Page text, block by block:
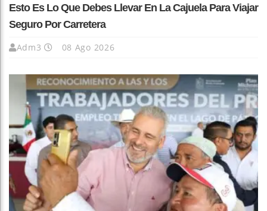
Esto Es Lo Que Debes Llevar En La Cajuela Para Viajar
Seguro Por Carretera
Adm3 08 Ago 2026